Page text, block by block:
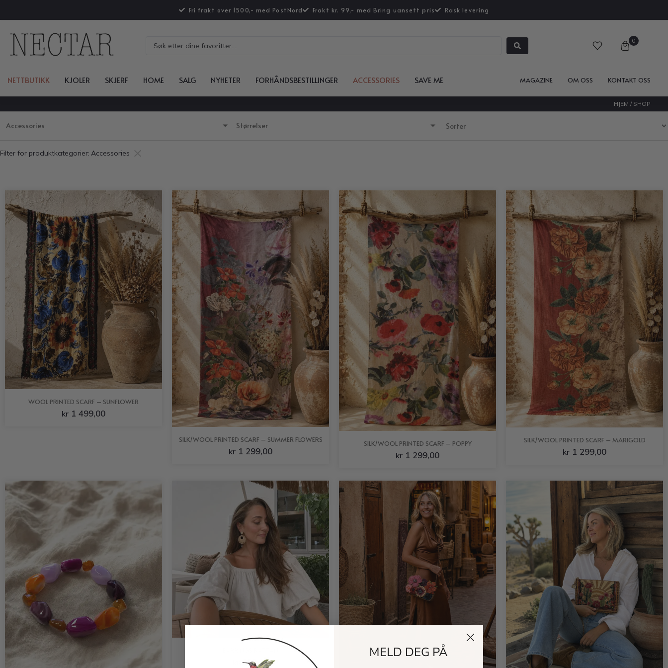
Fri frakt over 1500,- med PostNord Frakt kr. 99,- med Bring uansett pris Rask levering
0
NETTBUTIKK KJOLER SKJERF HOME SALG NYHETER FORHÅNDSBESTILLINGER ACCESSORIES SAVE ME MAGAZINE OM OSS KONTAKT OSS
HJEM / SHOP
Accessories Størrelser
Filter for produktkategorier: Accessories ×
WOOL PRINTED SCARF – SUNFLOWER
kr 1 499,00
SILK/WOOL PRINTED SCARF – SUMMER FLOWERS
kr 1 299,00
SILK/WOOL PRINTED SCARF – POPPY
kr 1 299,00
SILK/WOOL PRINTED SCARF – MARIGOLD
kr 1 299,00
399,00
MELD DEG PÅ